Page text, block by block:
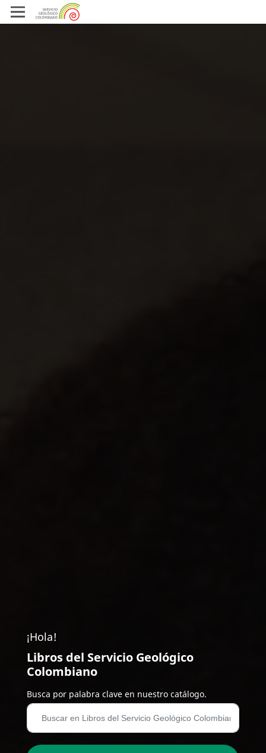
¡Hola!
Libros del Servicio Geológico
Colombiano
Busca por palabra clave en nuestro catálogo.